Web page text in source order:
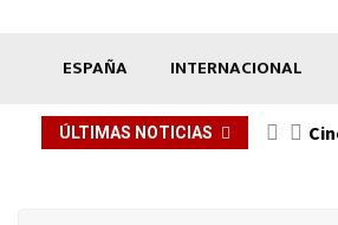
ESPAÑA INTERNACIONAL
ÚLTIMAS NOTICIAS